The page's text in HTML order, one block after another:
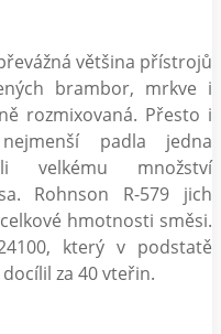
většina přístrojů
brambor, mrkve i
rozmixovaná. Přesto i
padla jedna
velkému množství
Rohnson R-579 jich
hmotnosti směsi.
který v podstatě
za 40 vteřin.